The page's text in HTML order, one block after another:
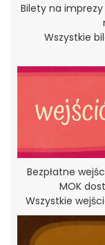
Bilety na
Wszystkie
Bezpłatne
MOK
Wszystkie